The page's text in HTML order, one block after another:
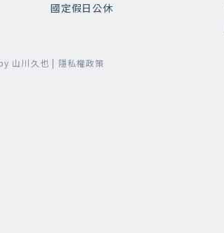
國定假日公休
山川久也 | 隱私權政策